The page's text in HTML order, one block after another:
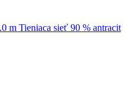
Tieniaca sieť 90 % antracit